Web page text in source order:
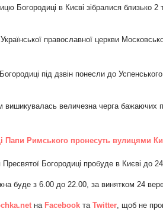
Богородиці в Києві зібралися близько 2
православної церкви
під дзвін понесли до
вишикувалась величезна черга бажаючих
Папи Римського пронесуть вулицями
Богородиці пробуде в Києві до
буде з 6.00 до 22.00, за винятком 24
на Facebook та Twitter, щоб не